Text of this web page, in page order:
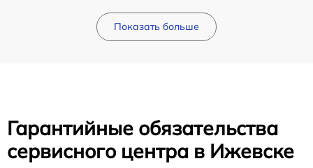
Показать больше
Гарантийные обязательства
сервисного центра в Ижевске